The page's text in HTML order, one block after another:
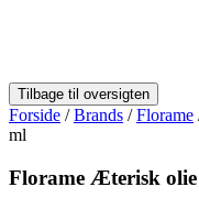
Forside /Brands /Florame
ml
Florame Æterisk